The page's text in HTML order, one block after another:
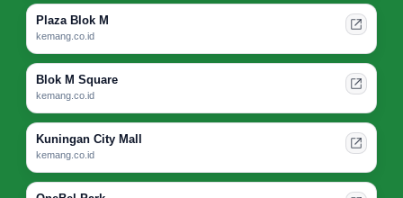
Plaza Blok M
kemang.co.id
Blok M Square
kemang.co.id
Kuningan City Mall
kemang.co.id